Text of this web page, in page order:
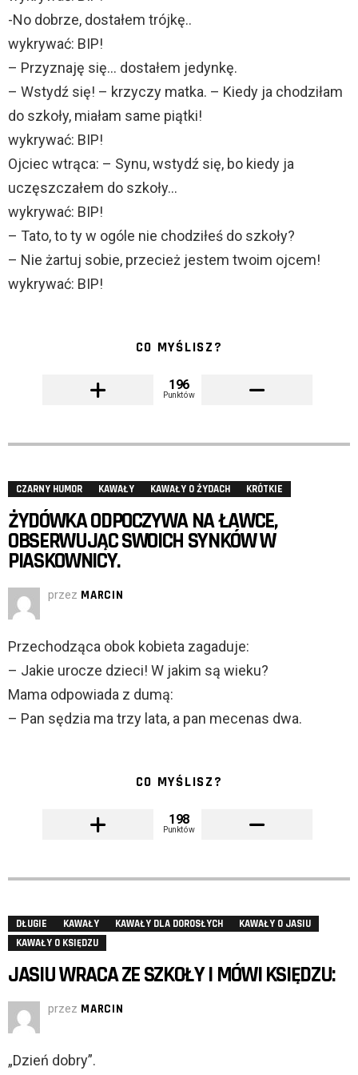
-No dobrze, dostałem trójkę..
wykrywać: BIP!
– Przyznaję się… dostałem jedynkę.
– Wstydź się! – krzyczy matka. – Kiedy ja chodziłam
do szkoły, miałam same piątki!
wykrywać: BIP!
Ojciec wtrąca: – Synu, wstydź się, bo kiedy ja
uczęszczałem do szkoły…
wykrywać: BIP!
– Tato, to ty w ogóle nie chodziłeś do szkoły?
– Nie żartuj sobie, przecież jestem twoim ojcem!
wykrywać: BIP!
CO MYŚLISZ?
196
Punktów
CZARNY HUMOR KAWAŁY KAWAŁY O ŻYDACH KRÓTKIE
ŻYDÓWKA ODPOCZYWA NA ŁAWCE,
OBSERWUJĄC SWOICH SYNKÓW W
PIASKOWNICY.
przez MARCIN
Przechodząca obok kobieta zagaduje:
– Jakie urocze dzieci! W jakim są wieku?
Mama odpowiada z dumą:
– Pan sędzia ma trzy lata, a pan mecenas dwa.
CO MYŚLISZ?
198
Punktów
DŁUGIE KAWAŁY KAWAŁY DLA DOROSŁYCH
KAWAŁY O JASIU
KAWAŁY O KSIĘDZU
JASIU WRACA ZE SZKOŁY I MÓWI KSIĘDZU:
przez MARCIN
„Dzień dobry”.